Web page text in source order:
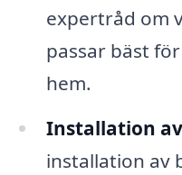
expertråd om
passar bäst
hem.
Installation
installation av